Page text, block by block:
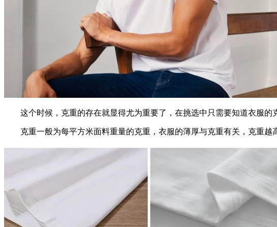
这个时候，克重的存在就显得尤为重要了，在挑选中只需要知道衣服的
克重一般为每平方米面料重量的克重，衣服的薄厚与克重有关，克重越